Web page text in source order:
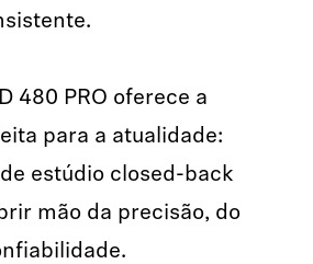
480 PRO oferece a
para a atualidade:
estúdio closed-back
mão da precisão, do